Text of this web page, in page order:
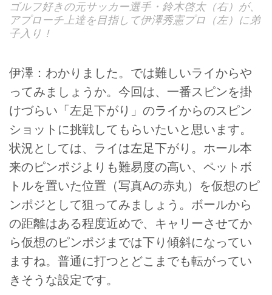
ゴルフ好きの元サッカー選手・鈴木啓太（右）が、
アプローチ上達を目指して伊澤秀憲プロ（左）に弟
子入り！
伊澤：わかりました。では難しいライからや
ってみましょうか。今回は、一番スピンを掛
けづらい「左足下がり」のライからのスピン
ショットに挑戦してもらいたいと思います。
状況としては、ライは左足下がり。ホール本
来のピンポジよりも難易度の高い、ペットボ
トルを置いた位置（写真Aの赤丸）を仮想のピ
ンポジとして狙ってみましょう。ボールから
の距離はある程度近めで、キャリーさせてか
ら仮想のピンポジまでは下り傾斜になってい
ますね。普通に打つとどこまでも転がってい
きそうな設定です。